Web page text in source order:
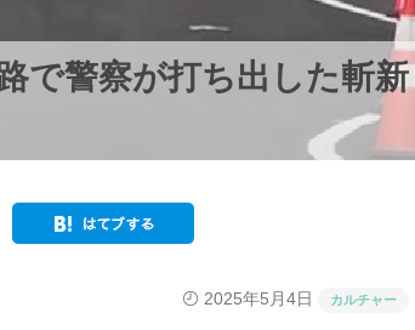
で警察が打ち出した斬新
2025年5月4日 カルチャー